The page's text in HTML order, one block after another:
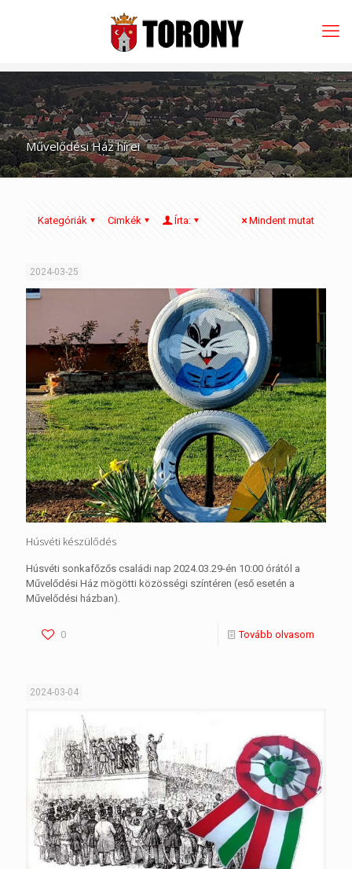
Művelődési Ház hírei
Kategóriák Cimkék Írta: Mindent mutat
2024-03-25
Húsvéti készülődés
Húsvéti sonkafőzős családi nap 2024.03.29-én 10:00 órától a
Művelődési Ház mögötti közösségi színtéren (eső esetén a
Művelődési házban).
0 Tovább olvasom
2024-03-04